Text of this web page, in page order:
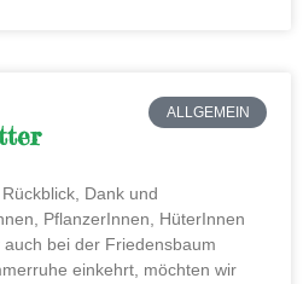
ALLGEMEIN
Dank und
PflanzerInnen, HüterInnen
bei der Friedensbaum
einkehrt, möchten wir